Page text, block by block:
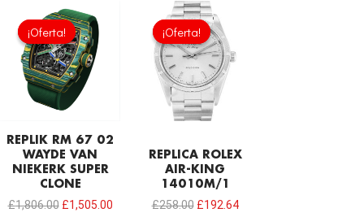
¡Oferta!
¡Oferta!
REPLIK RM 67 02
WAYDE VAN
NIEKERK SUPER
CLONE
£1,806.00
El
precio
original
era:
£1,806.00.
£1,505.00
£1,505.00.
¡Oferta!
¡Oferta!
REPLICA ROLEX
AIR-KING
14010M/1
£258.00
El
precio
original
era:
£258.00.
£192.64